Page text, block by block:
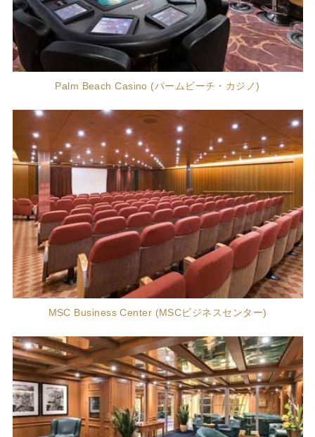
Palm Beach Casino (パームビーチ・カジノ)
MSC Business Center (MSCビジネスセンター)